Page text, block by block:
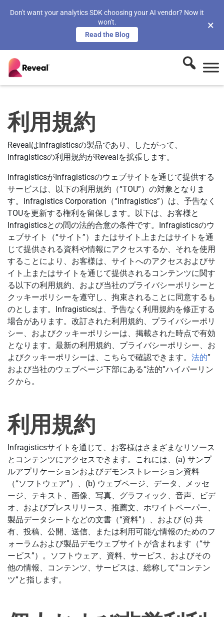
Don't want your analytics SDK choosing your AI vendor? Now it
won't.
Read the Blog
×
利用規約
RevealはInfragisticsの製品であり、したがって、
Infragisticsの利用規約がRevealを拡張します。
InfragisticsがInfragisticsのウェブサイトを通じて提供する
サービスは、以下の利用規約（“TOU”）の対象となりま
す。Infragistics Corporation（“Infragistics”）は、予告なく
TOUを更新する権利を留保します。以下は、お客様と
Infragisticsとの間の法的合意の条件です。Infragisticsのウ
ェブサイト（“サイト”）またはサイト上またはサイトを通
じて提供される資料や情報にアクセスするか、それを使用
することにより、お客様は、サイトへのアクセスおよびサ
イト上またはサイトを通じて提供されるコンテンツに関す
る以下の利用規約、および当社のプライバシーポリシーと
クッキーポリシーを遵守し、拘束されることに同意するも
のとします。Infragisticsは、予告なく利用規約を修正する
場合があります。改訂された利用規約、プライバシーポリ
シー、およびクッキーポリシーは、掲載された時点で有効
となります。最新の利用規約、プライバシーポリシー、お
よびクッキーポリシーは、こちらで確認できます。 法的”
および当社のウェブページ下部にある“法的”ハイパーリン
クから。
利用規約
Infragisticsサイトを通じて、お客様はさまざまなリソース
とコンテンツにアクセスできます。これには、(a) サンプ
ルアプリケーションおよびデモンストレーション資料
（“ソフトウェア”）、(b) ウェブページ、データ、メッセ
ージ、テキスト、画像、写真、グラフィック、音声、ビデ
オ、およびプレスリリース、推薦文、ホワイトペーパー、
製品データシートなどの文書（“資料”）、および (c) 共
有、投稿、公開、送信、または利用可能な情報のためのフ
ォーラムおよび製品デモウェブサイトが含まれます（“サ
ービス”）。ソフトウェア、資料、サービス、およびその
他の情報、コンテンツ、サービスは、総称して“コンテン
ツ”と指します。